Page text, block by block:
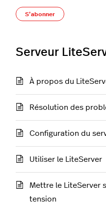
S’abonner
Serveur
À propos du
Résolution des
Configuration du
Utiliser le LiteServer
Mettre le LiteServer
tension